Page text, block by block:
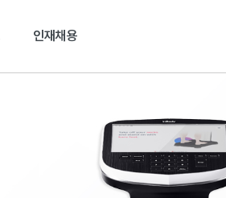
인재채용